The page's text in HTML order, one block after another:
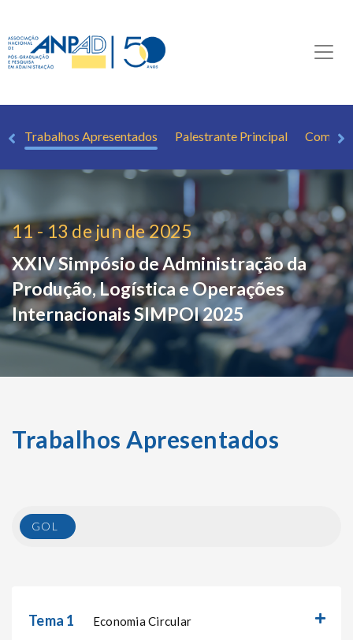
Trabalhos Apresentados Palestrante Principal Como
11 - 13 de jun de 2025
XXIV Simpósio de Administração da
Produção, Logística e Operações
InternacionaisSIMPOI 2025
Trabalhos Apresentados
GOL
Tema 1 Economia Circular